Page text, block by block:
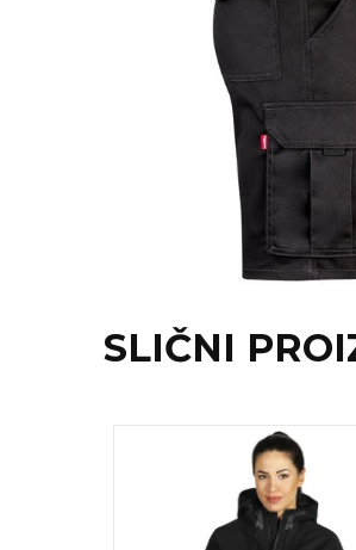
TORBE & PUTOVANJE
TEKSTILSLIČNI